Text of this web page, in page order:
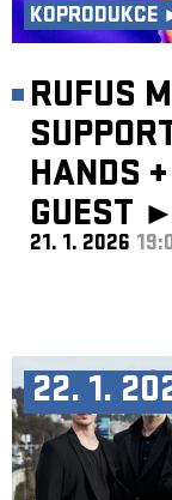
KOPRODUKCE
RUFUS
HANDS +
GUEST ►
/UK
21. 1. 2026
22. 1.